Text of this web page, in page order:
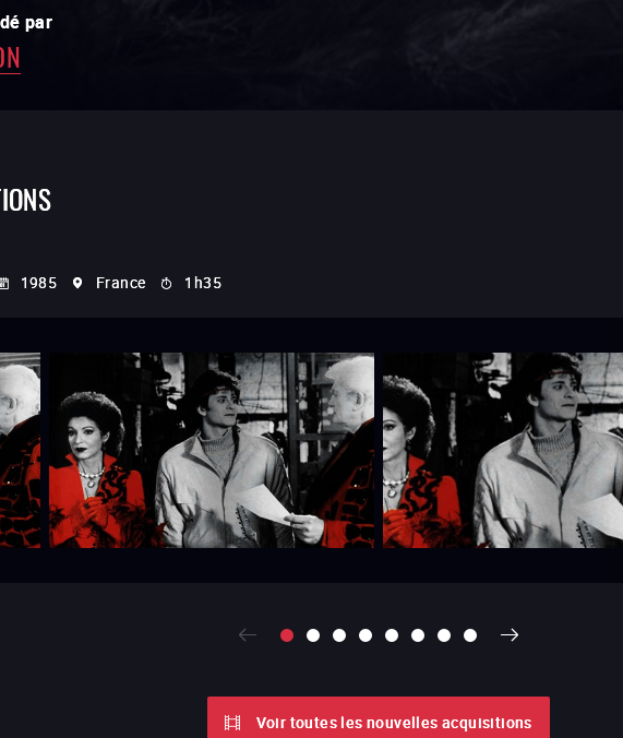
parde
1985 France 1h35
Voir toutes les nouvelles acquisitions